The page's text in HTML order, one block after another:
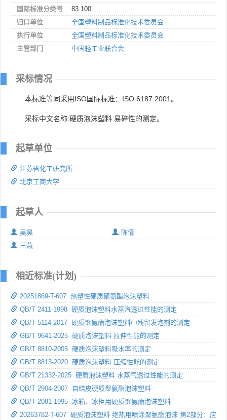
国际标准分类号
83.100
归口单位
全国塑料制品标准化技术委员会
执行单位
全国塑料制品标准化技术委员会
主管部门
中国轻工业联合会
采标情况
本标准等同采用ISO国际标准：ISO 6187:2001。
采标中文名称:硬质泡沫塑料 易碎性的测定。
起草单位
江苏省化工研究所
北京工商大学
起草人
吴昊
陈倩
王燕
相近标准(计划)
20251869-T-607 热塑性硬质聚氨酯泡沫塑料
QB/T 2411-1998 硬质泡沫塑料水蒸汽透过性能的测定
QB/T 5114-2017 硬质聚氨酯泡沫塑料中残留发泡剂的测定
GB/T 9641-2025 硬质泡沫塑料 拉伸性能的测定
GB/T 8810-2005 硬质泡沫塑料吸水率的测定
GB/T 8813-2020 硬质泡沫塑料 压缩性能的测定
GB/T 21332-2025 硬质泡沫塑料 水蒸气透过性能的测定
QB/T 2904-2007 自结皮硬质聚氨酯泡沫塑料
QB/T 2081-1995 冰箱、冰柜用硬质聚氨酯泡沫塑料
20263782-T-607 硬质泡沫塑料 绝热用喷涂聚氨酯泡沫 第2部分：应